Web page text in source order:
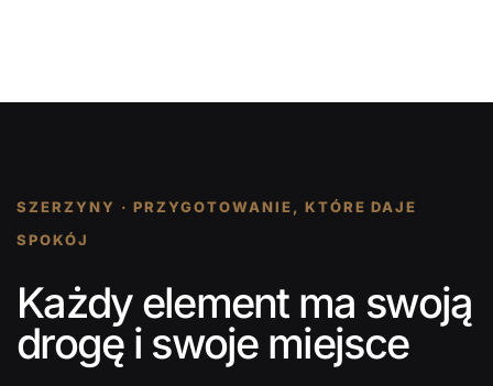
SZERZYNY · PRZYGOTOWANIE, KTÓRE DAJE
SPOKÓJ
Każdy element ma swoją
drogę i swoje miejsce